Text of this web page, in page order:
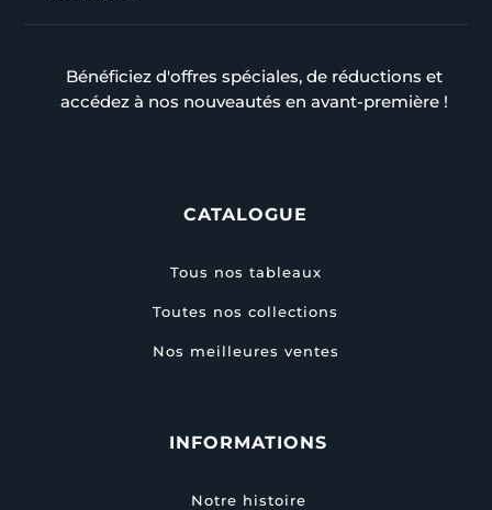
Bénéficiez d'offres spéciales, de réductions et
accédez à nos nouveautés en avant-première !
CATALOGUE
Tous nos tableaux
Toutes nos collections
Nos meilleures ventes
INFORMATIONS
Notre histoire